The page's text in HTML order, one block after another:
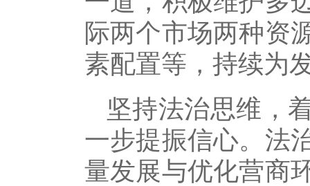
际两个市场两种资
素配置等，持续为
坚持法治思维，
一步提振信心。法
量发展与优化营商